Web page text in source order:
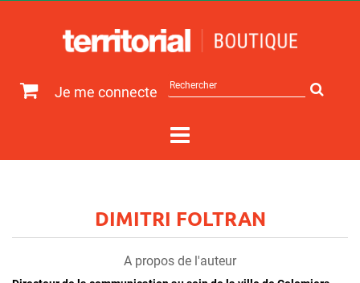
Je me connecte
sur
DIMITRI FOLTRAN
A propos de l'auteur